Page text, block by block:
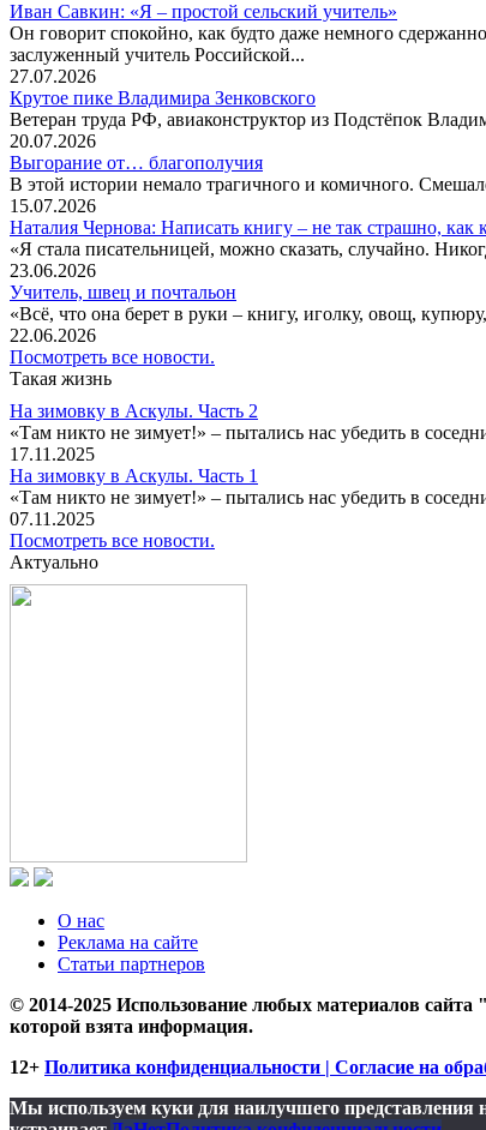
Иван Савкин: «Я – простой сельский учитель»
Он говорит спокойно, как будто даже немного
заслуженный учитель Российской...
27.07.2026
Крутое пике Владимира Зенковского
Ветеран труда РФ, авиаконструктор из Подстёпок
20.07.2026
Выгорание от… благополучия
В этой истории немало трагичного и комичного.
15.07.2026
Наталия Чернова: Написать книгу – не так страшно, как
«Я стала писательницей, можно сказать, случайно.
23.06.2026
Учитель, швец и почтальон
«Всё, что она берет в руки – книгу, иголку, овощ,
22.06.2026
Посмотреть все новости.
Такая жизнь
На зимовку в Аскулы. Часть 2
«Там никто не зимует!» – пытались нас убедить в
17.11.2025
На зимовку в Аскулы. Часть 1
«Там никто не зимует!» – пытались нас убедить в
07.11.2025
Посмотреть все новости.
Актуально
О нас
Реклама на сайте
Статьи партнеров
© 2014-2025 Использование любых материалов сайта
которой взята информация.
12+ Политика конфиденциальности | Согласие на
Мы используем куки для наилучшего представления